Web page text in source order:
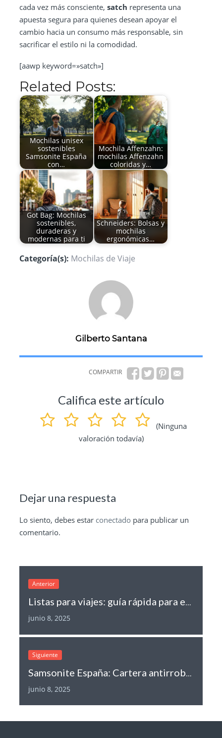
cada vez más consciente, satch representa una
apuesta segura para quienes desean apoyar el
cambio hacia un consumo más responsable, sin
sacrificar el estilo ni la comodidad.
[aawp keyword=»satch»]
Related Posts:
Mochilas unisex
sostenibles
Samsonite España
con…
Mochila Affenzahn:
mochilas Affenzahn
coloridas y…
Got Bag: Mochilas
sostenibles,
duraderas y
modernas para ti
Schneiders: Bolsas y
mochilas
ergonómicas…
Categoría(s): Mochilas de Viaje
Gilberto Santana
COMPARTIR
Califica este artículo
(Ninguna
valoración todavía)
Dejar una respuesta
Lo siento, debes estar conectado para publicar un
comentario.
Anterior
Listas para viajes: guía rápida para empacar un fin de semana perfecto
junio 8, 2025
Siguiente
Samsonite España: Cartera antirrobo, protección RFID y accesorios de viaje
junio 8, 2025